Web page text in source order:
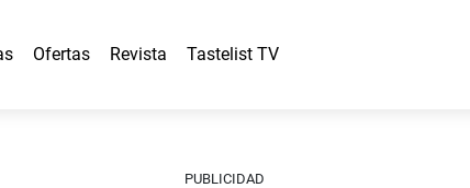
Ofertas Revista Tastelist TV
PUBLICIDAD